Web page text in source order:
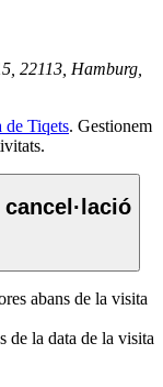
22113, Hamburg,
de Tiqets. Gestionem
abans de la visita
de la data de la visita